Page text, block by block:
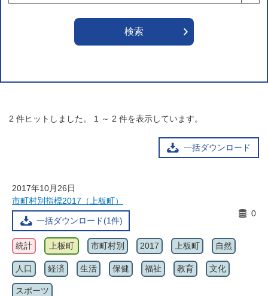
2 件ヒットしました。 1 ～ 2 件を表示しています。
一括ダウンロード
2017年10月26日
市町村別指標2017（上板町）
一括ダウンロード(1件)
0
統計 上板町 市町村別 2017 上板町 自然
人口 経済 生活 保健 福祉 教育 文化
スポーツ